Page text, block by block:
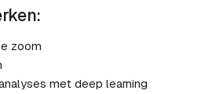
zoom
met deep learning